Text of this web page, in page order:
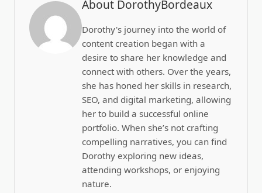
About DorothyBordeaux
Dorothy's journey into the world of
content creation began with a
desire to share her knowledge and
connect with others. Over the years,
she has honed her skills in research,
SEO, and digital marketing, allowing
her to build a successful online
portfolio. When she’s not crafting
compelling narratives, you can find
Dorothy exploring new ideas,
attending workshops, or enjoying
nature.